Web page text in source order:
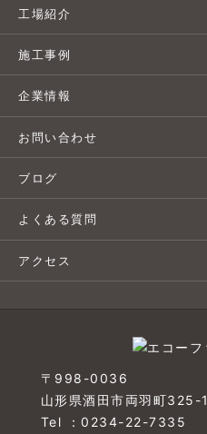
工場紹介
施工事例
企業情報
お問い合わせ
ブログ
よくある質問
アクセス
〒998-0036
山形県酒田市両羽町325-1
Tel ：0234-22-7335